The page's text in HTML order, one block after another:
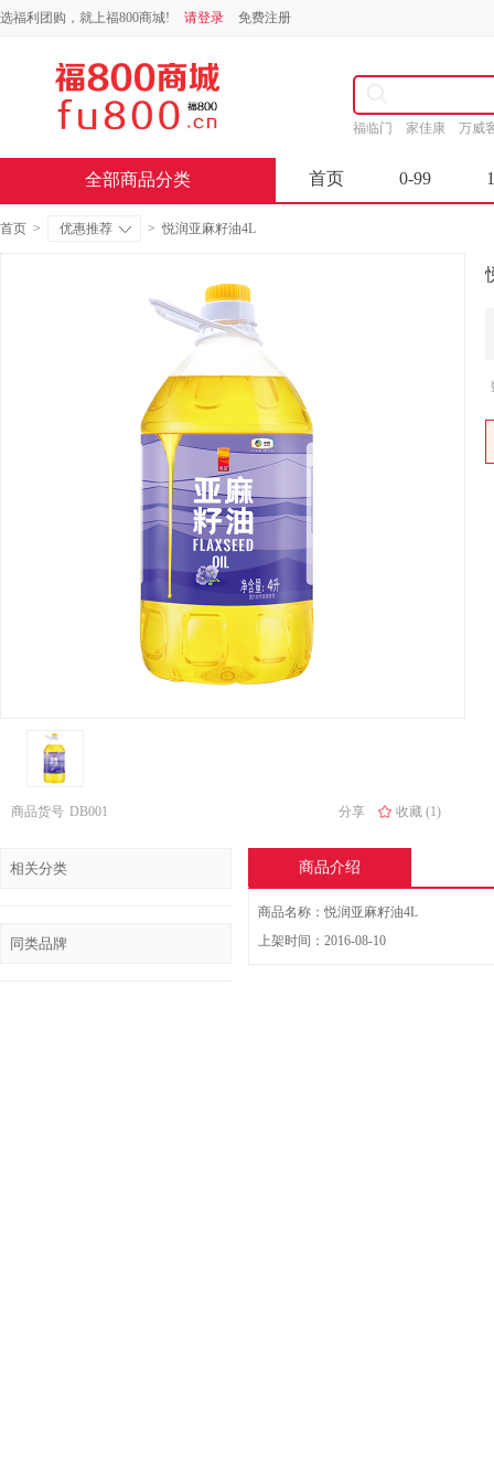
选福利团购，就上福800商城! 请登录 免费注册
福临门 家佳康 万威
全部商品分类 首页 0-99
首页 > 优惠推荐 > 悦润亚麻籽油4L
商品货号 DB001 收藏 (1)
分享
相关分类
同类品牌
商品介绍
商品名称：悦润亚麻籽油4L
上架时间：2016-08-10